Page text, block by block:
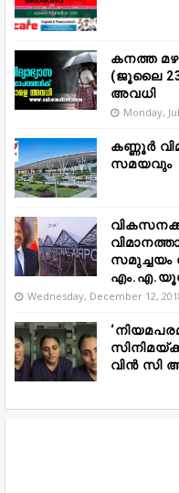
കനത്ത
(ജൂലൈ
അവധി
Monday,
കണ്ണൂർ
സമയവും
സമുച്ചയം
Wednesday, December 12,
വിൻ